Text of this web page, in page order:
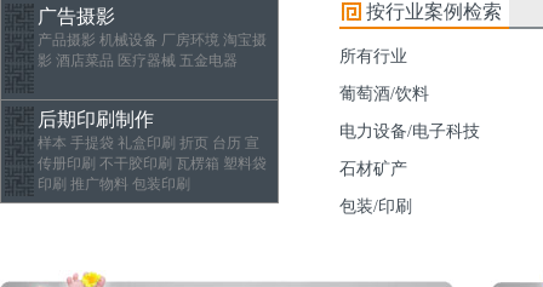
广告摄影
产品摄影 机械设备 厂房环境 淘宝摄
影 酒店菜品 医疗器械 五金电器
后期印刷制作
样本 手提袋 礼盒印刷 折页 台历 宣
传册印刷 不干胶印刷 瓦楞箱 塑料袋
印刷 推广物料 包装印刷
按行业案例检索
所有行业
葡萄酒/饮料
电力设备/电子科技
石材矿产
包装/印刷